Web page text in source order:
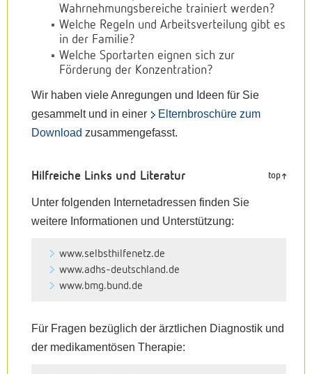
Wahrnehmungsbereiche trainiert werden?
Welche Regeln und Arbeitsverteilung gibt es
in der Familie?
Welche Sportarten eignen sich zur
Förderung der Konzentration?
Wir haben viele Anregungen und Ideen für Sie
gesammelt und in einer
Elternbroschüre zum
Download zusammengefasst.
Hilfreiche Links und Literatur top
Unter folgenden Internetadressen finden Sie
weitere Informationen und Unterstützung:
www.selbsthilfenetz.de
www.adhs-deutschland.de
www.bmg.bund.de
Für Fragen bezüglich der ärztlichen Diagnostik und
der medikamentösen Therapie: